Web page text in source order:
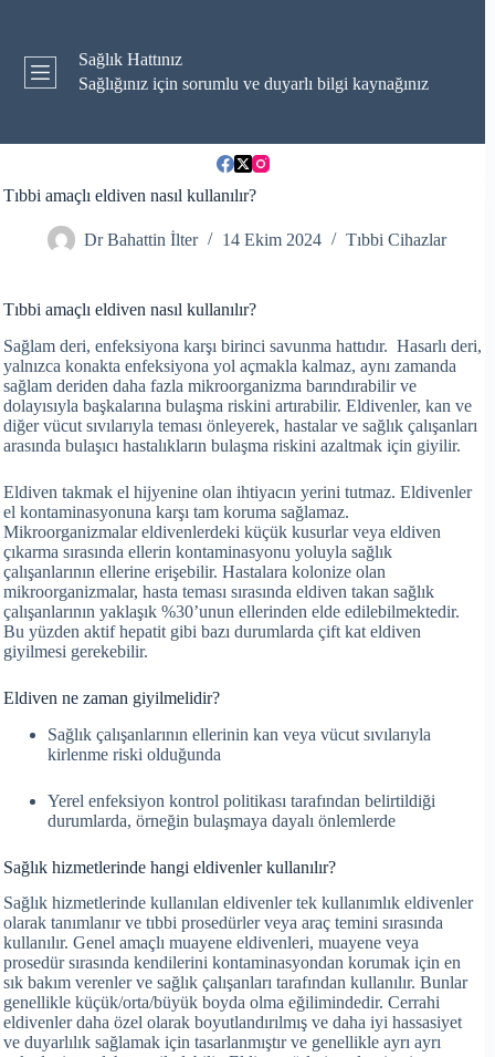
Sağlık Hattınız
Sağlığınız için sorumlu ve duyarlı bilgi kaynağınız
Tıbbi amaçlı eldiven nasıl kullanılır?
Dr Bahattin İlter 14 Ekim 2024 Tıbbi Cihazlar
Tıbbi amaçlı eldiven nasıl kullanılır?
Sağlam deri, enfeksiyona karşı birinci savunma hattıdır. Hasarlı deri,
yalnızca konakta enfeksiyona yol açmakla kalmaz, aynı zamanda
sağlam deriden daha fazla mikroorganizma barındırabilir ve
dolayısıyla başkalarına bulaşma riskini artırabilir. Eldivenler, kan ve
diğer vücut sıvılarıyla teması önleyerek, hastalar ve sağlık çalışanları
arasında bulaşıcı hastalıkların bulaşma riskini azaltmak için giyilir.
Eldiven takmak el hijyenine olan ihtiyacın yerini tutmaz. Eldivenler
el kontaminasyonuna karşı tam koruma sağlamaz.
Mikroorganizmalar eldivenlerdeki küçük kusurlar veya eldiven
çıkarma sırasında ellerin kontaminasyonu yoluyla sağlık
çalışanlarının ellerine erişebilir. Hastalara kolonize olan
mikroorganizmalar, hasta teması sırasında eldiven takan sağlık
çalışanlarının yaklaşık %30’unun ellerinden elde edilebilmektedir.
Bu yüzden aktif hepatit gibi bazı durumlarda çift kat eldiven
giyilmesi gerekebilir.
Eldiven ne zaman giyilmelidir?
Sağlık çalışanlarının ellerinin kan veya vücut sıvılarıyla
kirlenme riski olduğunda
Yerel enfeksiyon kontrol politikası tarafından belirtildiği
durumlarda, örneğin bulaşmaya dayalı önlemlerde
Sağlık hizmetlerinde hangi eldivenler kullanılır?
Sağlık hizmetlerinde kullanılan eldivenler tek kullanımlık eldivenler
olarak tanımlanır ve tıbbi prosedürler veya araç temini sırasında
kullanılır. Genel amaçlı muayene eldivenleri, muayene veya
prosedür sırasında kendilerini kontaminasyondan korumak için en
sık bakım verenler ve sağlık çalışanları tarafından kullanılır. Bunlar
genellikle küçük/orta/büyük boyda olma eğilimindedir. Cerrahi
eldivenler daha özel olarak boyutlandırılmış ve daha iyi hassasiyet
ve duyarlılık sağlamak için tasarlanmıştır ve genellikle ayrı ayrı